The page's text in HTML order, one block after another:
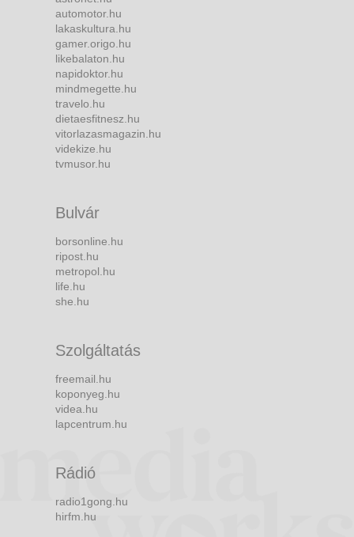
automotor.hu
lakaskultura.hu
gamer.origo.hu
likebalaton.hu
napidoktor.hu
mindmegette.hu
travelo.hu
dietaesfitnesz.hu
vitorlazasmagazin.hu
videkize.hu
tvmusor.hu
Bulvár
borsonline.hu
ripost.hu
metropol.hu
life.hu
she.hu
Szolgáltatás
freemail.hu
koponyeg.hu
videa.hu
lapcentrum.hu
Rádió
radio1gong.hu
hirfm.hu